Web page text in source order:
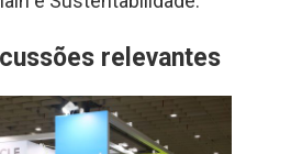
relevantes